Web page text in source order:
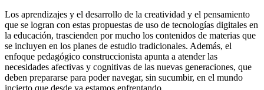
Los aprendizajes y el desarrollo de la creatividad y el pensamiento
que se logran con estas propuestas de uso de tecnologías digitales en
la educación, trascienden por mucho los contenidos de materias que
se incluyen en los planes de estudio tradicionales. Además, el
enfoque pedagógico construccionista apunta a atender las
necesidades afectivas y cognitivas de las nuevas generaciones, que
deben prepararse para poder navegar, sin sucumbir, en el mundo
incierto que desde ya estamos enfrentando.